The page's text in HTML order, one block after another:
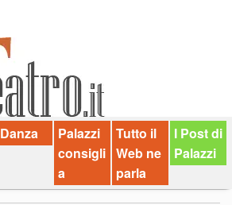
Danza
Palazzi
consigli
a
Tutto il
Web ne
parla
I Post di
Palazzi